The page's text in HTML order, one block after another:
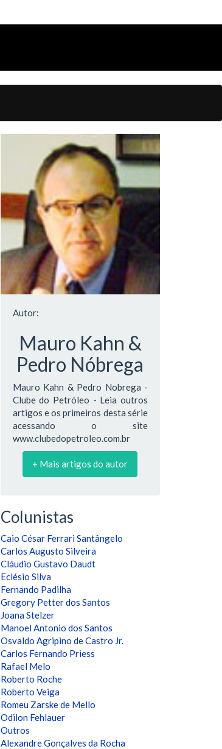
Autor:
Mauro Kahn &
Pedro Nóbrega
Mauro Kahn & Pedro Nobrega -
Clube do Petróleo - Leia outros
artigos e os primeiros desta série
acessando o site
www.clubedopetroleo.com.br
+ Mais artigos do autor
Colunistas
Caio César Ferrari Santângelo
Carlos Augusto Silveira
Cláudio Gustavo Daudt
Eclésio Silva
Fernando Padilha
Gregory Petter dos Santos
Joana Stelzer
Manoel Antonio dos Santos
Osvaldo Agripino de Castro Jr.
Carlos Fernando Priess
Rafael Melo
Roberto Roche
Roberto Veiga
Romeu Zarske de Mello
Odilon Fehlauer
Outros
Alexandre Gonçalves da Rocha